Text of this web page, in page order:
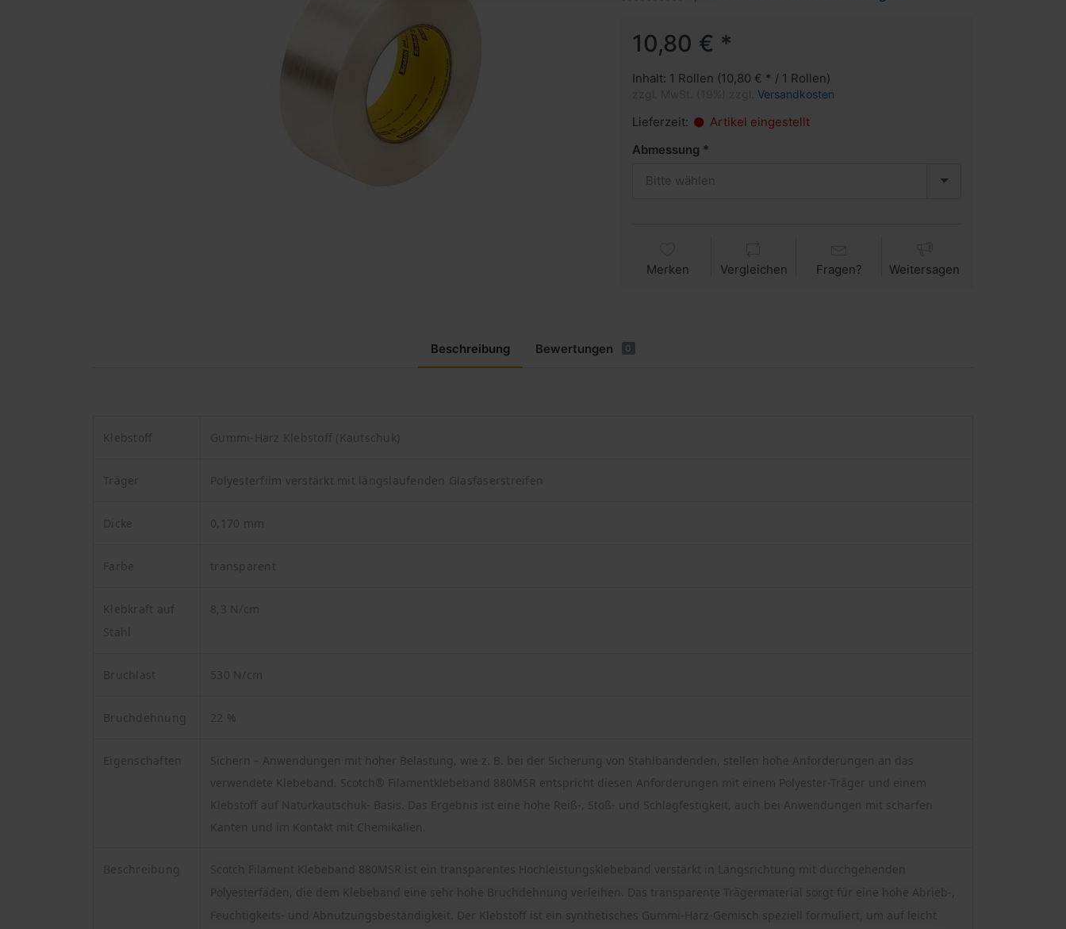
10,80 € *
Inhalt: 1 Rollen (10,80 € * / 1 Rollen)
Versandkosten
Lieferzeit:
Artikel eingestellt
Abmessung
Bitte wählen
Merken Vergleichen Fragen? Weitersagen
Beschreibung Bewertungen 0
Klebstoff Gummi-Harz Klebstoff (Kautschuk)
Träger Polyesterfilm verstärkt mit längslaufenden Glasfaserstreifen
Dicke 0,170 mm
Farbe transparent
Klebkraft auf
Stahl
8,3 N/cm
Bruchlast 530 N/cm
Bruchdehnung 22 %
Eigenschaften
Sichern – Anwendungen mit hoher Belastung, wie z. B. bei der Sicherung von Stahlbandenden, stellen hohe Anforderungen an das
verwendete Klebeband. Scotch® Filamentklebeband 880MSR entspricht diesen Anforderungen mit einem Polyester-Träger und einem
Klebstoff auf Naturkautschuk- Basis. Das Ergebnis ist eine hohe Reiß-, Stoß- und Schlagfestigkeit, auch bei Anwendungen mit scharfen
Kanten und im Kontakt mit Chemikalien.
Beschreibung
Scotch Filament Klebeband 880MSR ist ein transparentes Hochleistungsklebeband verstärkt in Längsrichtung mit durchgehenden
Polyesterfäden, die dem Klebeband eine sehr hohe Bruchdehnung verleihen. Das transparente Trägermaterial sorgt für eine hohe Abrieb-,
Feuchtigkeits- und Abnutzungsbeständigkeit. Der Klebstoff ist ein synthetisches Gummi-Harz-Gemisch speziell formuliert, um auf leicht